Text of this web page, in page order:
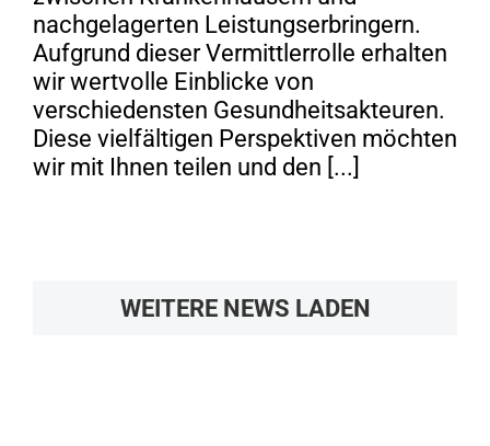
nachgelagerten Leistungserbringern.
Aufgrund dieser Vermittlerrolle erhalten
wir wertvolle Einblicke von
verschiedensten Gesundheitsakteuren.
Diese vielfältigen Perspektiven möchten
wir mit Ihnen teilen und den [...]
WEITERE NEWS LADEN